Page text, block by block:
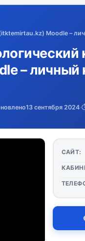
Moodle –
– личный
13 сентября 2024·
САЙТ: